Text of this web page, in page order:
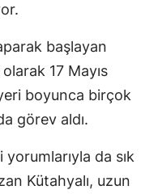
başlayan
17 Mayıs
boyunca birçok
görev aldı.
da sık
Kütahyalı, uzun